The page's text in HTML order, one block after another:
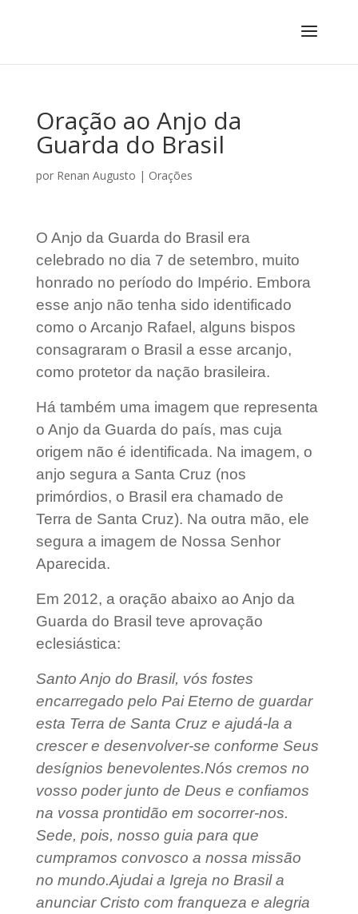
Oração ao Anjo da
Guarda do Brasil
por Renan Augusto | Orações
O Anjo da Guarda do Brasil era
celebrado no dia 7 de setembro, muito
honrado no período do Império. Embora
esse anjo não tenha sido identificado
como o Arcanjo Rafael, alguns bispos
consagraram o Brasil a esse arcanjo,
como protetor da nação brasileira.
Há também uma imagem que representa
o Anjo da Guarda do país, mas cuja
origem não é identificada. Na imagem, o
anjo segura a Santa Cruz (nos
primórdios, o Brasil era chamado de
Terra de Santa Cruz). Na outra mão, ele
segura a imagem de Nossa Senhor
Aparecida.
Em 2012, a oração abaixo ao Anjo da
Guarda do Brasil teve aprovação
eclesiástica:
Santo Anjo do Brasil, vós fostes
encarregado pelo Pai Eterno de guardar
esta Terra de Santa Cruz e ajudá-la a
crescer e desenvolver-se conforme Seus
desígnios benevolentes.Nós cremos no
vosso poder junto de Deus e confiamos
na vossa prontidão em socorrer-nos.
Sede, pois, nosso guia para que
cumpramos convosco a nossa missão
no mundo.Ajudai a Igreja no Brasil a
anunciar Cristo com franqueza e alegria